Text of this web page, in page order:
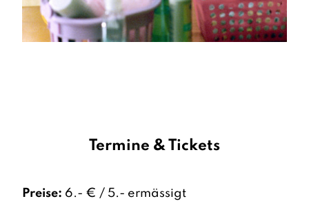
Termine & Tickets
Preise: 6.- € / 5.- ermässigt